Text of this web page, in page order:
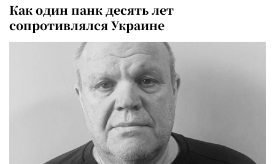
Как один панк десять лет
сопротивлялся Украине